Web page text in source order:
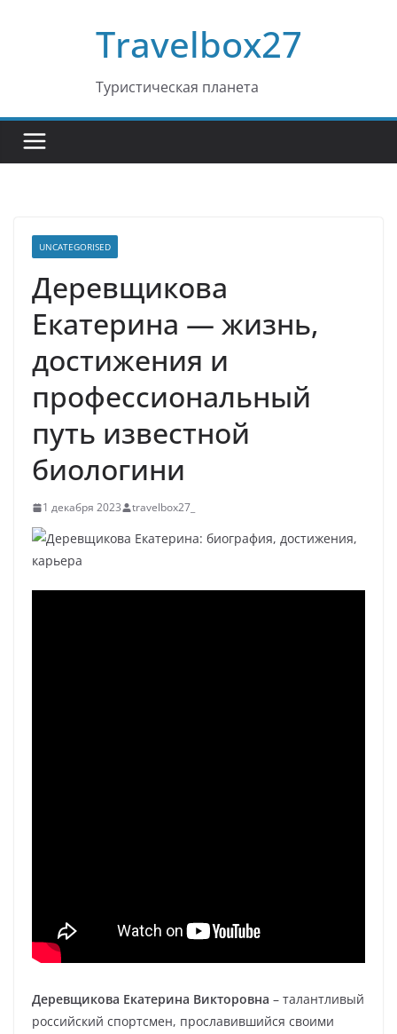
Travelbox27
Туристическая планета
UNCATEGORISED
Деревщикова
Екатерина — жизнь,
достижения и
профессиональный
путь известной
биологини
1 декабря 2023 travelbox27_
Деревщикова Екатерина Викторовна – талантливый
российский спортсмен, прославившийся своими